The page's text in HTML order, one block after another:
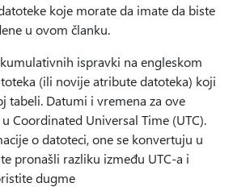
koje morate da imate da biste
u ovom članku.
ispravki na engleskom
(ili novije atribute datoteka) koji
tabeli. Datumi i vremena za ove
Coordinated Universal Time (UTC).
o datoteci, one se konvertuju u
pronašli razliku između UTC-a i
dugme